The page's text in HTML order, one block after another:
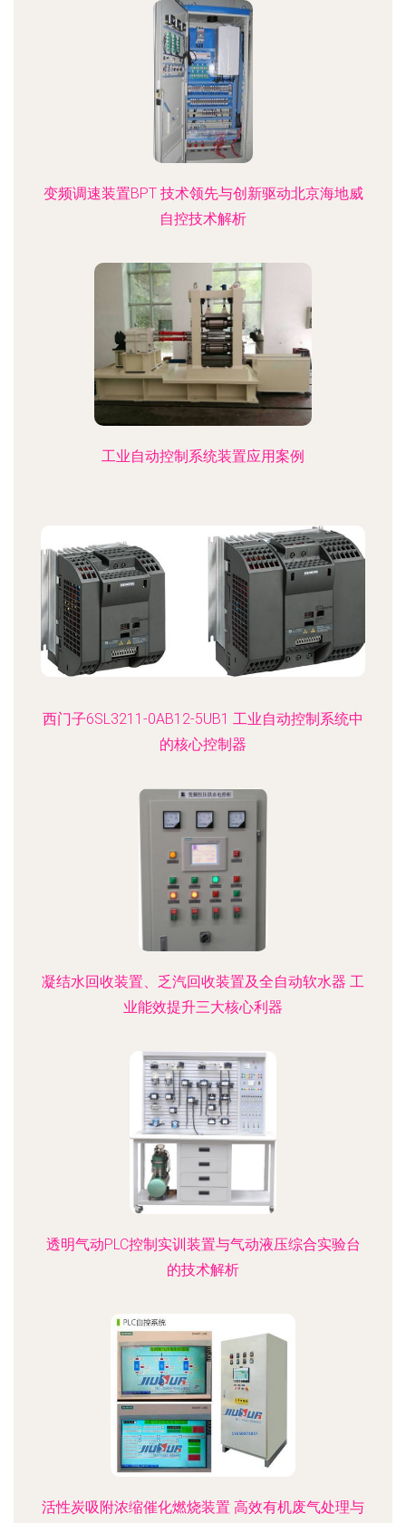
变频调速装置BPT 技术领先与创新驱动北京海地威
自控技术解析
工业自动控制系统装置应用案例
西门子6SL3211-0AB12-5UB1 工业自动控制系统中
的核心控制器
凝结水回收装置、乏汽回收装置及全自动软水器 工
业能效提升三大核心利器
透明气动PLC控制实训装置与气动液压综合实验台
的技术解析
活性炭吸附浓缩催化燃烧装置 高效有机废气处理与